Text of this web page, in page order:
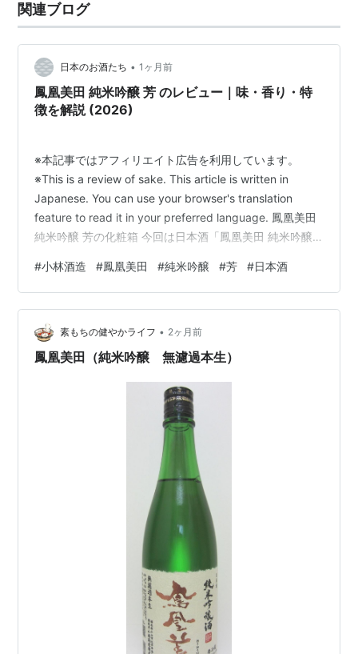
関連ブログ
日本のお酒たち • 1ヶ月前
鳳凰美田 純米吟醸 芳 のレビュー｜味・香り・特
徴を解説 (2026)
※本記事ではアフィリエイト広告を利用しています。
※This is a review of sake. This article is written in
Japanese. You can use your browser's translation
feature to read it in your preferred language. 鳳凰美田
純米吟醸 芳の化粧箱 今回は日本酒「鳳凰美田 純米吟醸
ー記事です 個人的な評価 香り：★★★★☆ 甘み：
★★★★☆ 酸味：★★★☆☆ お勧め度 90点 鳳凰…
#小林酒造 #鳳凰美田 #純米吟醸 #芳 #日本酒
素もちの健やかライフ • 2ヶ月前
鳳凰美田（純米吟醸 無濾過本生）